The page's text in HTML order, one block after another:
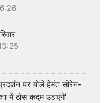
पर बोले हेमंत सोरेन-
में ठोस कदम उठाएंगे'